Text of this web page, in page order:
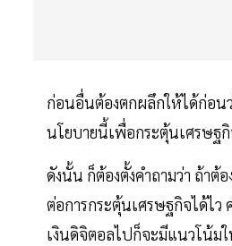
ก่อนอื่นต้องตกผลึกให้ได้ก่อน
นโยบายนี้เพื่อกระตุ้นเศรษฐ
ดังนั้น ก็ต้องตั้งคำถามว่า ถ้าต้
ต่อการกระตุ้นเศรษฐกิจได้ไ
เงินดิจิตอลไปก็จะมีแนวโน้ม